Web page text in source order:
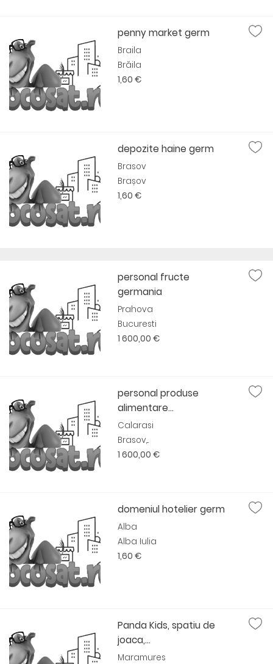
penny market germ
Braila
Brăila
1,60 €
depozite haine germ
Brasov
Brașov
1,60 €
personal fructe
germania
Prahova
Bucuresti
1 600,00 €
personal produse
alimentare...
Calarasi
Brasov,...
1 600,00 €
domeniul hotelier germ
Alba
Alba Iulia
1,60 €
Panda Kids, spatiu de
joaca,...
Maramures